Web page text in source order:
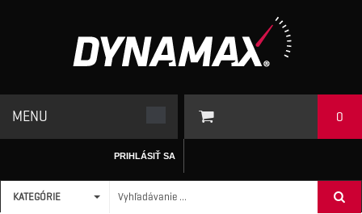
MENU 0
PRIHLÁSIŤ SA
KATEGÓRIE
ÚVODNÁ STRÁNKA / MOTOROVÉ OLEJE A MAZIVÁ